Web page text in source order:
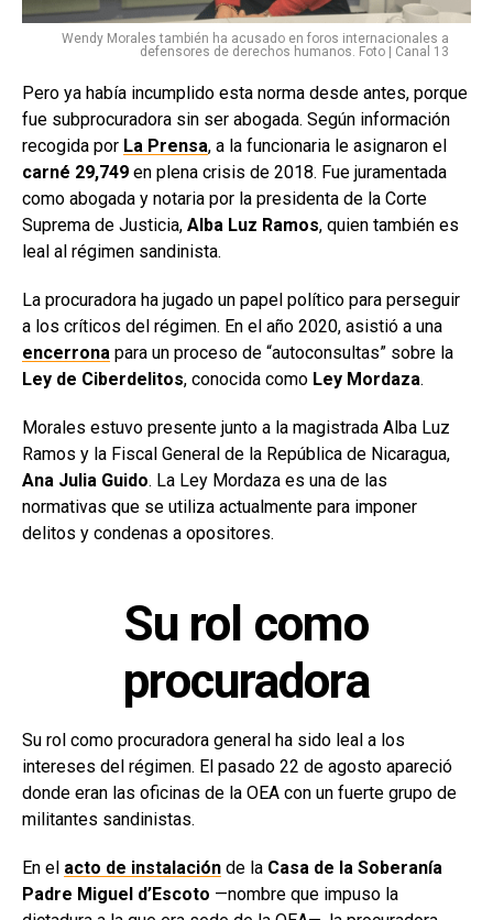
Wendy Morales también ha acusado en foros internacionales a
defensores de derechos humanos. Foto | Canal 13
Pero ya había incumplido esta norma desde antes, porque
fue subprocuradora sin ser abogada. Según información
recogida por La Prensa, a la funcionaria le asignaron el
carné 29,749 en plena crisis de 2018. Fue juramentada
como abogada y notaria por la presidenta de la Corte
Suprema de Justicia, Alba Luz Ramos, quien también es
leal al régimen sandinista.
La procuradora ha jugado un papel político para perseguir
a los críticos del régimen. En el año 2020, asistió a una
encerrona para un proceso de “autoconsultas” sobre la
Ley de Ciberdelitos, conocida como Ley Mordaza.
Morales estuvo presente junto a la magistrada Alba Luz
Ramos y la Fiscal General de la República de Nicaragua,
Ana Julia Guido. La Ley Mordaza es una de las
normativas que se utiliza actualmente para imponer
delitos y condenas a opositores.
Su rol como
procuradora
Su rol como procuradora general ha sido leal a los
intereses del régimen. El pasado 22 de agosto apareció
donde eran las oficinas de la OEA con un fuerte grupo de
militantes sandinistas.
En el acto de instalación de la Casa de la Soberanía
Padre Miguel d’Escoto —nombre que impuso la